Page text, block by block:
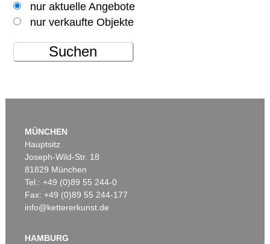
nur aktuelle Angebote
nur verkaufte Objekte
Suchen
MÜNCHEN
Hauptsitz
Joseph-Wild-Str. 18
81829 München
Tel.: +49 (0)89 55 244-0
Fax: +49 (0)89 55 244-177
info@kettererkunst.de
HAMBURG